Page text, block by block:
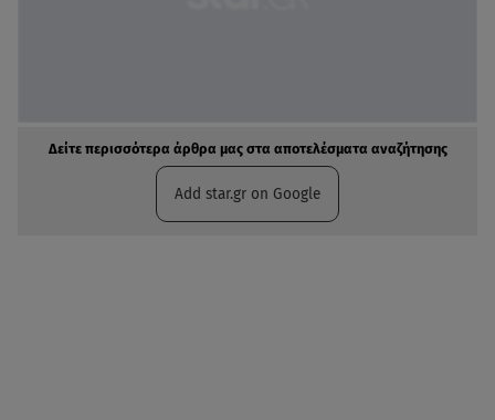
Δείτε περισσότερα άρθρα μας στα αποτελέσματα αναζήτησης
Add star.gr on Google